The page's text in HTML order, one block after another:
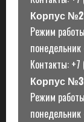
Корпус
Режим
Контакты:
Корпус
Режим